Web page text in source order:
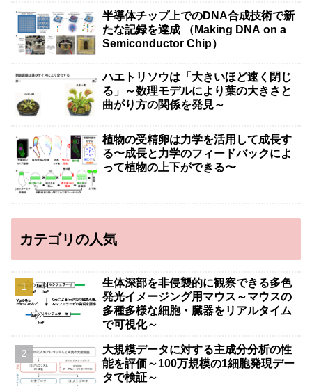
半導体チップ上でのDNA合成技術で新
たな記録を達成 （Making DNA on a
Semiconductor Chip）
ハエトリソウは「大きいほど速く閉じ
る」～数理モデルにより葉の大きさと
曲がり方の関係を発見～
植物の受精卵は力学を活用して成長す
る〜成長と力学のフィードバックによ
って植物の上下ができる〜
カテゴリの人気
生体深部を非侵襲的に観察できる多色
発光イメージング用マウス～マウスの
多種多様な細胞・臓器をリアルタイム
で可視化～
大規模データに対する主成分分析の性
能を評価～100万規模の1細胞発現デー
タで検証～